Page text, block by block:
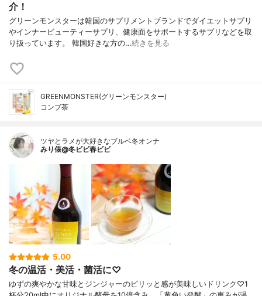
介！
グリーンモンスターは韓国のサプリメントブランドでダイエットサプリ
やインナービューティーサプリ、健康面をサポートするサプリなどを取
り扱っています。 韓国好きな方の…続きを見る
GREENMONSTER(グリーンモンスター)
コンブ茶
ツヤとラメが大好きなブルベ冬オンナ
みり俵@冬ビビ春ビビ
5.00
冬の温活・美活・菌活に♡
ゆずの爽やかな甘味とジンジャーのピリッと感が美味しいドリンク♡1